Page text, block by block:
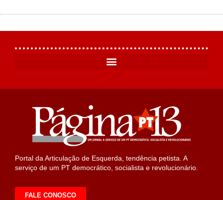
Portal da Articulação de Esquerda, tendência petista. A
serviço de um PT democrático, socialista e revolucionário.
FALE CONOSCO